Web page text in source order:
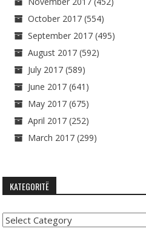
October 2017 (554)
September 2017 (495)
August 2017 (592)
July 2017 (589)
June 2017 (641)
May 2017 (675)
April 2017 (252)
March 2017 (299)
KATEGORITË
Kategoritë